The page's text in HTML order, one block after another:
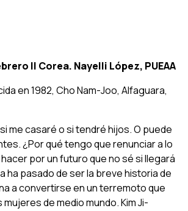
|| Corea. Nayelli López, PUEAA
en 1982, Cho Nam-Joo, Alfaguara,
me casaré o si tendré hijos. O puede
¿Por qué tengo que renunciar a lo
por un futuro que no sé si llegará
ha pasado de ser la breve historia de
a convertirse en un terremoto que
mujeres de medio mundo. Kim Ji-